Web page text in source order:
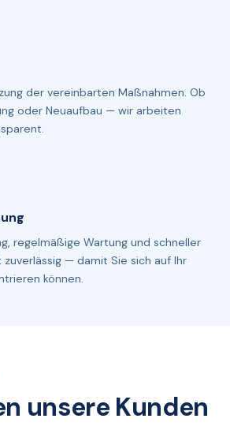
der vereinbarten Maßnahmen. Ob
oder Neuaufbau — wir arbeiten
regelmäßige Wartung und schneller
zuverlässig — damit Sie sich auf Ihr
können.
unsere Kunden